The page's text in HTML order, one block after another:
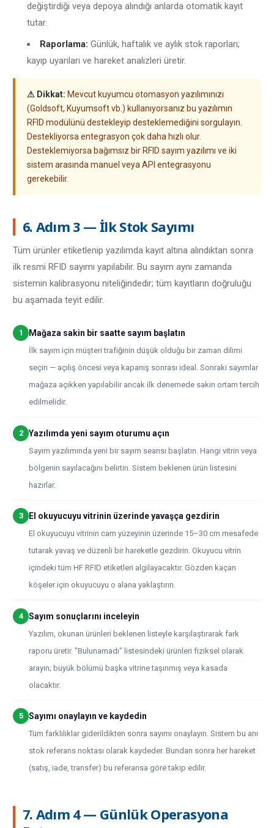
değiştirdiği veya depoya alındığı anlarda otomatik kayıt
tutar.
Raporlama: Günlük, haftalık ve aylık stok raporları;
kayıp uyarıları ve hareket analizleri üretir.
⚠ Dikkat: Mevcut kuyumcu otomasyon yazılımınızı
(Goldsoft, Kuyumsoft vb.) kullanıyorsanız bu yazılımın
RFID modülünü destekleyip desteklemediğini sorgulayın.
Destekliyorsa entegrasyon çok daha hızlı olur.
Desteklemiyorsa bağımsız bir RFID sayım yazılımı ve iki
sistem arasında manuel veya API entegrasyonu
gerekebilir.
6. Adım 3 — İlk Stok Sayımı
Tüm ürünler etiketlenip yazılımda kayıt altına alındıktan sonra
ilk resmi RFID sayımı yapılabilir. Bu sayım aynı zamanda
sistemin kalibrasyonu niteliğindedir; tüm kayıtların doğruluğu
bu aşamada teyit edilir.
1 Mağaza sakin bir saatte sayım başlatın
İlk sayım için müşteri trafiğinin düşük olduğu bir zaman dilimi
seçin — açılış öncesi veya kapanış sonrası ideal. Sonraki sayımlar
mağaza açıkken yapılabilir ancak ilk denemede sakin ortam tercih
edilmelidir.
2 Yazılımda yeni sayım oturumu açın
Sayım yazılımında yeni bir sayım seansı başlatın. Hangi vitrin veya
bölgenin sayılacağını belirtin. Sistem beklenen ürün listesini
hazırlar.
3 El okuyucuyu vitrinin üzerinde yavaşça gezdirin
El okuyucuyu vitrinin cam yüzeyinin üzerinde 15–30 cm mesafede
tutarak yavaş ve düzenli bir hareketle gezdirin. Okuyucu vitrin
içindeki tüm HF RFID etiketleri algılayacaktır. Gözden kaçan
köşeler için okuyucuyu o alana yaklaştırın.
4 Sayım sonuçlarını inceleyin
Yazılım, okunan ürünleri beklenen listeyle karşılaştırarak fark
raporu üretir. "Bulunamadı" listesindeki ürünleri fiziksel olarak
arayın; büyük bölümü başka vitrine taşınmış veya kasada
olacaktır.
5 Sayımı onaylayın ve kaydedin
Tüm farklılıklar giderildikten sonra sayımı onaylayın. Sistem bu anı
stok referans noktası olarak kaydeder. Bundan sonra her hareket
(satış, iade, transfer) bu referansa göre takip edilir.
7. Adım 4 — Günlük Operasyona